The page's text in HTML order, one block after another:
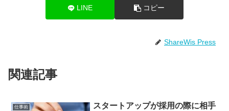
LINE コピー
ShareWis Press
関連記事
仕事術
スタートアップが採用の際に相手